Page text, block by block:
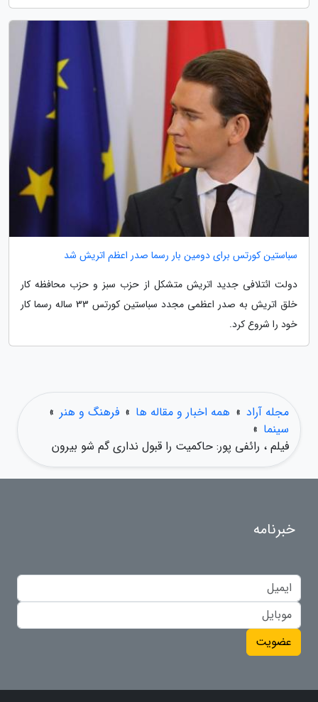
سباستین کورتس برای دومین بار رسما صدر اعظم اتریش شد
دولت ائتلافی جدید اتریش متشکل از حزب سبز و حزب محافظه کار
خلق اتریش به صدر اعظمی مجدد سباستین کورتس 33 ساله رسما کار
خود را شروع کرد.
مجله آراد » همه اخبار و مقاله ها » فرهنگ و هنر »
سینما »
فیلم ، رائفی پور: حاکمیت را قبول نداری گم شو بیرون
خبرنامه
عضویت